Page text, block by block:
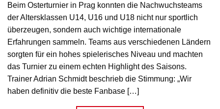
Beim Osterturnier in Prag konnten die Nachwuchsteams
der Altersklassen U14, U16 und U18 nicht nur sportlich
überzeugen, sondern auch wichtige internationale
Erfahrungen sammeln. Teams aus verschiedenen Ländern
sorgten für ein hohes spielerisches Niveau und machten
das Turnier zu einem echten Highlight des Saisons.
Trainer Adrian Schmidt beschrieb die Stimmung: „Wir
haben definitiv die beste Fanbase […]